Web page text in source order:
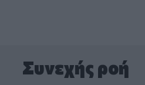
Συνεχής ροή